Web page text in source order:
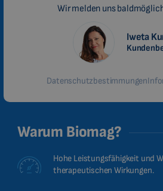
Wir melden uns
Iweta
Datenschutzbestimmungen
Warum Biomag?
Hohe Leistungsfähigkeit und
therapeutischen Wirkungen.